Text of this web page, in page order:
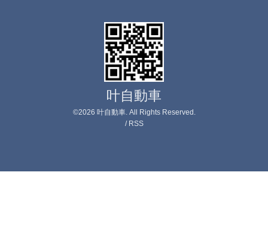
叶自動車
©2026 叶自動車. All Rights Reserved.
/ RSS